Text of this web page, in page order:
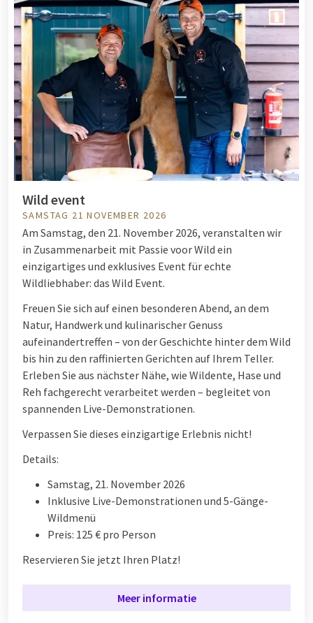
Wild event
SAMSTAG 21 NOVEMBER 2026
Am Samstag, den 21. November 2026, veranstalten wir
in Zusammenarbeit mit Passie voor Wild ein
einzigartiges und exklusives Event für echte
Wildliebhaber: das Wild Event.
Freuen Sie sich auf einen besonderen Abend, an dem
Natur, Handwerk und kulinarischer Genuss
aufeinandertreffen – von der Geschichte hinter dem Wild
bis hin zu den raffinierten Gerichten auf Ihrem Teller.
Erleben Sie aus nächster Nähe, wie Wildente, Hase und
Reh fachgerecht verarbeitet werden – begleitet von
spannenden Live-Demonstrationen.
Verpassen Sie dieses einzigartige Erlebnis nicht!
Details:
Samstag, 21. November 2026
Inklusive Live-Demonstrationen und 5-Gänge-
Wildmenü
Preis: 125 € pro Person
Reservieren Sie jetzt Ihren Platz!
Meer informatie